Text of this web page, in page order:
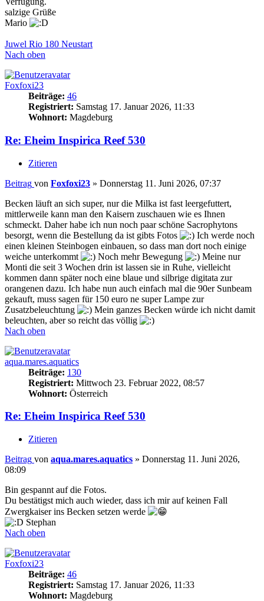
salzige Grüße
Mario
Juwel Rio 180 Neustart
Nach oben
Foxfoxi23
Beiträge: 46
Registriert: Samstag 17. Januar 2026, 11:33
Wohnort: Magdeburg
Re: Eheim Inspirica Reef 530
Zitieren
Beitrag von Foxfoxi23 » Donnerstag 11. Juni 2026, 07:37
Becken läuft an sich super, nur die Milka ist fast leergefuttert,
mittlerweile kann man den Kaisern zuschauen wie es Ihnen
schmeckt. Daher habe ich nun noch paar schöne Sacrophytons
besorgt, wenn die Bestellung da ist gibts Fotos
Ich werde noch
einen kleinen Steinbogen einbauen, so dass man dort noch einige
weiche unterkommt
Noch mehr Bewegung
Meine nur
Monti die seit 3 Wochen drin ist lassen sie in Ruhe, vielleicht
kommen dann später noch eine blaue und silbrige digitata zur
orangenen dazu. Ich habe nun auch einfach mal die 90er Sunbeam
gekauft, muss sagen für 150 euro ne super Lampe zur
Zusatzbeleuchtung
Mein ganzes Becken würde ich nicht damit
beleuchten, aber so reicht das völlig
Nach oben
aqua.mares.aquatics
Beiträge: 130
Registriert: Mittwoch 23. Februar 2022, 08:57
Wohnort: Österreich
Re: Eheim Inspirica Reef 530
Zitieren
Beitrag von aqua.mares.aquatics » Donnerstag 11. Juni 2026,
08:09
Bin gespannt auf die Fotos.
Du bestätigst mich auch wieder, dass ich mir auf keinen Fall
Zwergkaiser ins Becken setzen werde
Stephan
Nach oben
Foxfoxi23
Beiträge: 46
Registriert: Samstag 17. Januar 2026, 11:33
Wohnort: Magdeburg